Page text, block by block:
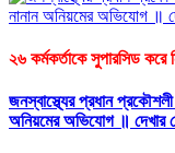
২৬ কর্মকর্তাকে সুপারসিড করে
জনস্বাস্থ্যের প্রধান
অনিয়মের অভিযোগ ॥ দেখার